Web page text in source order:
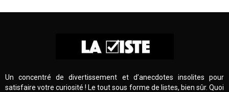
Un concentré de divertissement et d’anecdotes insolites pour
satisfaire votre curiosité ! Le tout sous forme de listes, bien sûr. Quoi